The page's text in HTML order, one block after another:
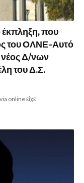
έκπληξη, που
του ΟΛΝΕ-Αυτό
νέος Δ/νων
του Δ.Σ.
online είχε